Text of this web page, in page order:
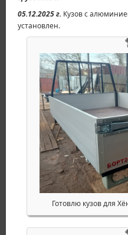
05.12.2025 г. Кузов с
установлен.
Готовлю кузов для